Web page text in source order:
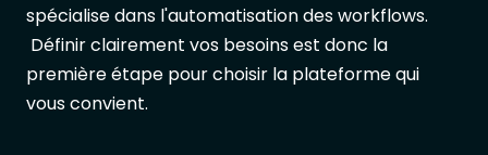
spécialise dans l'automatisation des workflows.
Définir clairement vos besoins est donc la
première étape pour choisir la plateforme qui
vous convient.